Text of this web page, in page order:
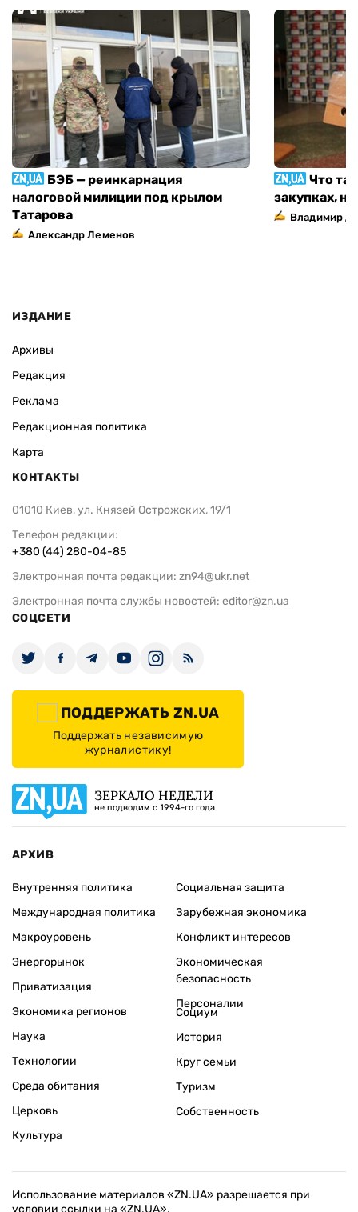
БЭБ — реинкарнация
налоговой милиции под крылом
Татарова
Александр Леменов
Что
закупках,
Владимир
ИЗДАНИЕ
Архивы
Редакция
Реклама
Редакционная политика
Карта
КОНТАКТЫ
01010 Киев, ул. Князей Острожских, 19/1
Телефон редакции:
+380 (44) 280-04-85
Электронная почта редакции: zn94@ukr.net
Электронная почта службы новостей: editor@zn.ua
СОЦСЕТИ
ПОДДЕРЖАТЬ ZN.UA
Поддержать независимую
журналистику!
ЗЕРКАЛО НЕДЕЛИ
не подводим с 1994-го года
АРХИВ
Внутренняя политика
Международная политика
Макроуровень
Энергорынок
Приватизация
Экономика регионов
Социальная защита
Зарубежная экономика
Конфликт интересов
Экономическая
безопасность
Персоналии
Наука
Технологии
Среда обитания
Церковь
Культура
Социум
История
Круг семьи
Туризм
Собственность
Использование материалов «ZN.UA» разрешается при
условии ссылки на «ZN.UA».